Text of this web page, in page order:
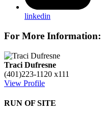
linkedin
For More Information:
Traci Dufresne
(401)223-1120 x111
View Profile
RUN OF SITE